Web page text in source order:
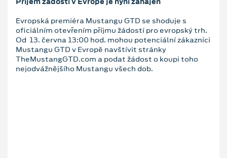
Evropská premiéra Mustangu GTD se shoduje s
oficiálním otevřením příjmu žádostí pro evropský trh.
Od 13. června 13:00 hod. mohou potenciální zákazníci
Mustangu GTD v Evropě navštívit stránky
TheMustangGTD.com a podat žádost o koupi toho
nejodvážnějšího Mustangu všech dob.